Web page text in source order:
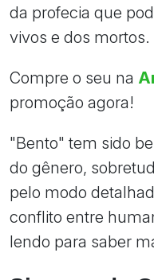
da profecia que
vivos e dos mortos.
Compre o seu na
promoção agora!
"Bento" tem sido
do gênero,
pelo modo
conflito entre
lendo para saber